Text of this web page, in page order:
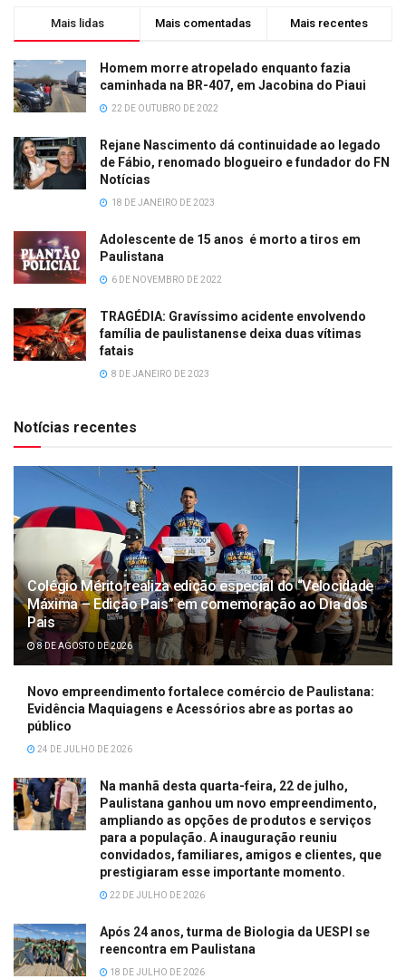
Mais lidas Mais comentadas Mais recentes
Homem morre atropelado enquanto fazia
caminhada na BR-407, em Jacobina do Piaui
22 DE OUTUBRO DE 2022
Rejane Nascimento dá continuidade ao legado
de Fábio, renomado blogueiro e fundador do FN
Notícias
18 DE JANEIRO DE 2023
Adolescente de 15 anos é morto a tiros em
Paulistana
6 DE NOVEMBRO DE 2022
TRAGÉDIA: Gravíssimo acidente envolvendo
família de paulistanense deixa duas vítimas
fatais
8 DE JANEIRO DE 2023
Notícias recentes
Colégio Mérito realiza edição especial do “Velocidade
Máxima – Edição Pais” em comemoração ao Dia dos
Pais
8 DE AGOSTO DE 2026
Novo empreendimento fortalece comércio de Paulistana:
Evidência Maquiagens e Acessórios abre as portas ao
público
24 DE JULHO DE 2026
Na manhã desta quarta-feira, 22 de julho,
Paulistana ganhou um novo empreendimento,
ampliando as opções de produtos e serviços
para a população. A inauguração reuniu
convidados, familiares, amigos e clientes, que
prestigiaram esse importante momento.
22 DE JULHO DE 2026
Após 24 anos, turma de Biologia da UESPI se
reencontra em Paulistana
18 DE JULHO DE 2026